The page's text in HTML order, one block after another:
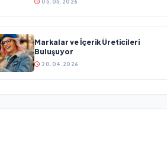
05.05.2026
Markalar ve İçerik Üreticileri
Buluşuyor
20.04.2026